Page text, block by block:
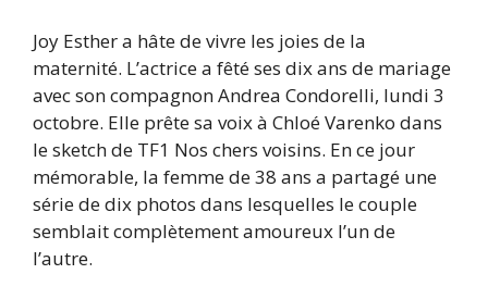
Joy Esther a hâte de vivre les joies de la
maternité. L’actrice a fêté ses dix ans de mariage
avec son compagnon Andrea Condorelli, lundi 3
octobre. Elle prête sa voix à Chloé Varenko dans
le sketch de TF1 Nos chers voisins. En ce jour
mémorable, la femme de 38 ans a partagé une
série de dix photos dans lesquelles le couple
semblait complètement amoureux l’un de
l’autre.